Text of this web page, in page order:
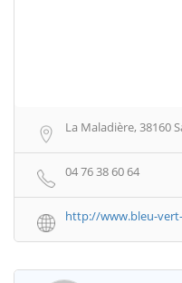
La Maladière, 38160
04 76 38 60 64
http://www.bleu-